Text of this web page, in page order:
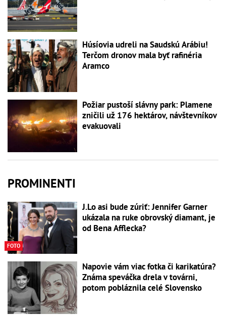
Húsíovia udreli na Saudskú Arábiu!
Terčom dronov mala byť rafinéria
Aramco
Požiar pustoší slávny park: Plamene
zničili už 176 hektárov, návštevníkov
evakuovali
PROMINENTI
FOTO
J.Lo asi bude zúriť: Jennifer Garner
ukázala na ruke obrovský diamant, je
od Bena Afflecka?
Napovie vám viac fotka či karikatúra?
Známa speváčka drela v továrni,
potom pobláznila celé Slovensko